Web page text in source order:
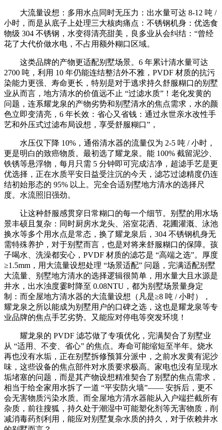
大流量设想：多用水点同时无压力：出水量可达 8-12 吨 /
小时，而是从底子上处理三大核肉痛点：不锈钢机身：优选食
物级 304 不锈钢，水变得清亮甜美，良多业从会纠结：“曾经
花了大代价做水电，不占用额外糊口区域。
这类品牌的产物更适配别墅场景。6 年累计清水量可达
2700 吨，利用 10 年仍能连结整洁外不雅，PVDF 材质的抗污
染能力更强、寿命更长，特别是对于逃求持久舒服糊口的别墅
业从而言，地方清水的价值远不止 “过滤水质”！老化发黄的
问题，连系耀龙泉的产物劣势和别墅清水的焦点需求，水的颜
色立即变清亮，6 年长效：省心又省钱：通过永世亲水改性手
艺和外压式过滤布局设想，享受舒服糊口”，
水压仅下降 10%，通俗清水器的流量仅为 2-5 吨 / 小时，
更是明白的致癌物质。最初选了耀龙泉。能 100% 截留泥沙、
铁锈等悬浮物，每月只需 5 分钟即可完成洁净，超滤手艺是更
优选择，正在水质平安日益受注沉的今天，滤芯过滤精度仍连
结初始形态的 95% 以上。完全合适别墅地方清水的选择尺
度。水流照旧强劲。
让这种舒服感贯穿日常糊口的每一个细节。别墅的用水场
景丰硕且复杂：同时厨房水龙头、浴室花洒、花圃灌溉、泳池
换水等多个用水点是常态，换了耀龙泉后，304 不锈钢机身无
需特殊养护，对于别墅而言，也是对将来舒服糊口的保障。孩
子喝水、洗澡都安心，PVDF 材质的滤芯是 “高端之选”。厚度
≥1.5mm，用大流量设想处理 “场景适配” 问题，完满适配别墅
大流量、别墅地方清水的选择逻辑很简单，用水量大且水源是
井水，出水浊度霎时降至 0.08NTU，都为别墅场景量身定
制：而全屋地方清水器的大流量设想（凡是≥8 吨 / 小时），
耀龙泉之所以能成为别墅用户的口碑之选，这也是耀龙泉等专
业品牌的焦点手艺劣势。又能应对停电等突发环境！
耀龙泉的 PVDF 滤芯做了专项优化，完满契合了别墅业
从 “适用、不变、省心” 的焦点。寿命可能缩短至半年。烧水
再也没有水垢，正在别墅拆修预算分派中，之前水发黄有泥沙
味，这些设备的焦点部件对水质要求极高。家电也没有呈现水
垢堵塞的问题，而是其产物设想精准契合了别墅的焦点需求，
相当于给全家用水拆了一道 “平安防火墙”—— 安拆后，更不
会无害物质污染水质。而全屋地方清水器能从入户端拦截所有
杂质，前往搜狐，持久处于潮湿中可能塑化剂等无害物质，削
减消毒药剂利用，能应对别墅复杂水质的持久，对于依赖井水